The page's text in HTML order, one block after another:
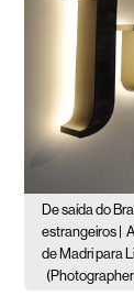
De saída do
estrangeiros |
de Madri para